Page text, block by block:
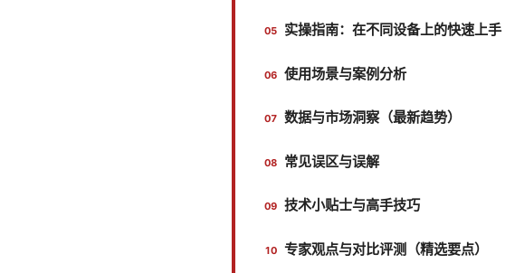
实操指南：在不同设备上的快速上手
使用场景与案例分析
数据与市场洞察（最新趋势）
常见误区与误解
技术小贴士与高手技巧
专家观点与对比评测（精选要点）